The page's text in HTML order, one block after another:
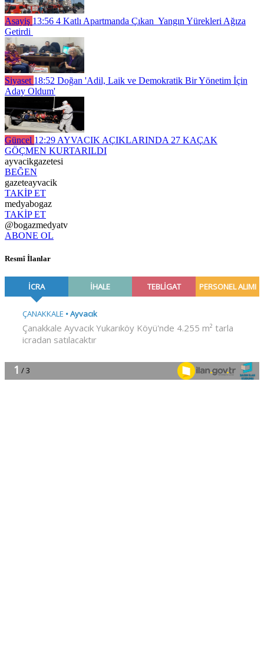
Asayiş 13:56 4 Katlı Apartmanda Çıkan Yangın Yürekleri Ağıza
Getirdi
Siyaset 18:52 Doğan 'Adil, Laik ve Demokratik Bir Yönetim İçin
Aday Oldum'
Güncel 12:29 AYVACIK AÇIKLARINDA 27 KAÇAK
GÖÇMEN KURTARILDI
ayvacikgazetesi
BEĞEN
gazeteayvacik
TAKİP ET
medyabogaz
TAKİP ET
@bogazmedyatv
ABONE OL
Resmî İlanlar